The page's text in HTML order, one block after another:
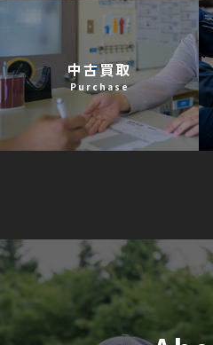
中古買取
Purchase